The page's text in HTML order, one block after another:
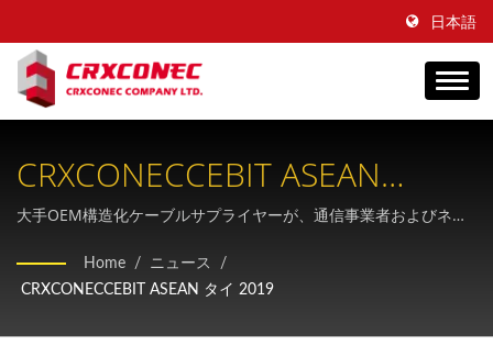
日本語
CRXCONECCEBIT ASEAN
Thailand 2019にて次世代ケー
ブル技術革新を披露
大手OEM構造化ケーブルサプライヤーが、通信事業者およびネッ
的な銅・光ファイバーケーブル製品群を展示
Home / ニュース
/
CRXCONECCEBIT ASEAN タイ 2019